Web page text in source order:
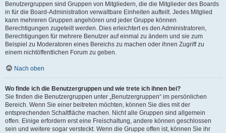
Benutzergruppen sind Gruppen von Mitgliedern, die die Mitglieder des Boards
in für die Board-Administration verwaltbare Einheiten aufteilt. Jedes Mitglied
kann mehreren Gruppen angehören und jeder Gruppe können
Berechtigungen zugeteilt werden. Dies erleichtert es den Administratoren,
Berechtigungen für mehrere Benutzer auf einmal zu ändern und sie zum
Beispiel zu Moderatoren eines Bereichs zu machen oder ihnen Zugriff zu
einem nichtöffentlichen Forum zu geben.
Nach oben
Wo finde ich die Benutzergruppen und wie trete ich ihnen bei?
Sie finden die Benutzergruppen unter „Benutzergruppen“ im persönlichen
Bereich. Wenn Sie einer beitreten möchten, können Sie dies mit der
entsprechenden Schaltfläche machen. Nicht alle Gruppen sind allgemein
offen. Einige erfordern erst eine Freischaltung, andere können geschlossen
sein und weitere sogar versteckt. Wenn die Gruppe offen ist, können Sie ihr